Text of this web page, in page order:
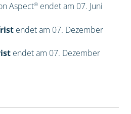
Aspect®endet am 07. Juni
endet am 07. Dezember
endet am 07. Dezember